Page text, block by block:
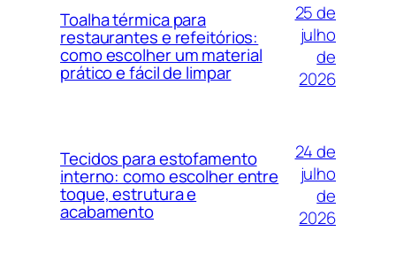
Toalha térmica para
restaurantes e refeitórios:
como escolher um material
prático e fácil de limpar
25 de
julho
de
2026
Tecidos para estofamento
interno: como escolher entre
toque, estrutura e
acabamento
24 de
julho
de
2026